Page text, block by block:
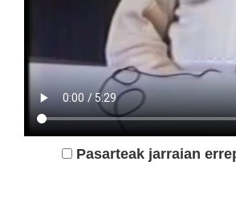
Pasarteak jarraian